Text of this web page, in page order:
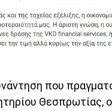
που
Θεσπρωτίας,